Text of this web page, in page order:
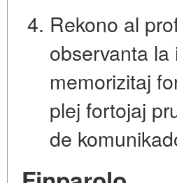
Rekono al
observanta
memorizitaj
plej fortojaj
de